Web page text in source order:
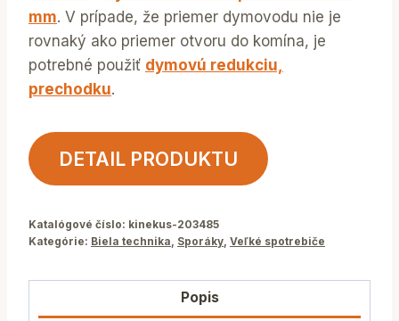
mm. V prípade, že priemer dymovodu nie je
rovnaký ako priemer otvoru do komína, je
potrebné použiť dymovú redukciu,
prechodku.
DETAIL PRODUKTU
Katalógové číslo: kinekus-203485
Kategórie: Biela technika Sporáky Veľké spotrebiče
Popis